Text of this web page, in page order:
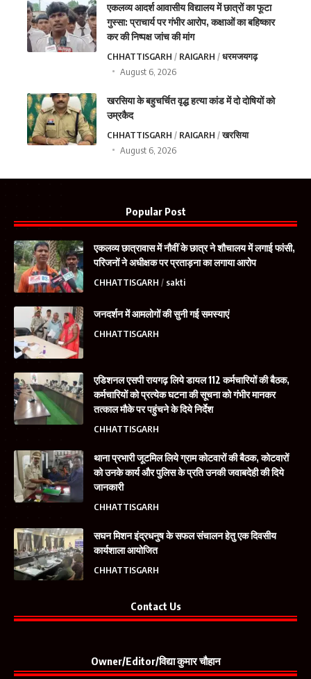
एकलव्य आदर्श आवासीय विद्यालय में छात्रों का फूटा
गुस्सा: प्राचार्य पर गंभीर आरोप, कक्षाओं का बहिष्कार
कर की निष्पक्ष जांच की मांग
CHHATTISGARH RAIGARH
धरमजयगढ़
August 6, 2026
खरसिया के बहुचर्चित वृद्ध हत्या कांड में दो दोषियों को
उम्रकैद
CHHATTISGARH RAIGARH
खरसिया
August 6, 2026
Popular Post
एकलव्य छात्रावास में नौवीं के छात्र ने शौचालय में लगाई फांसी,
परिजनों ने अधीक्षक पर प्रताड़ना का लगाया आरोप
CHHATTISGARH sakti
जनदर्शन में आमलोगों की सुनी गई समस्याएं
CHHATTISGARH
एडिशनल एसपी रायगढ़ लिये डायल 112 कर्मचारियों की बैठक,
कर्मचारियों को प्रत्येक घटना की सूचना को गंभीर मानकर
तत्काल मौके पर पहुंचने के दिये निर्देश
CHHATTISGARH
थाना प्रभारी जूटमिल लिये ग्राम कोटवारों की बैठक, कोटवारों
को उनके कार्य और पुलिस के प्रति उनकी जवाबदेही की दिये
जानकारी
CHHATTISGARH
सघन मिशन इंद्रधनुष के सफल संचालन हेतु एक दिवसीय
कार्यशाला आयोजित
CHHATTISGARH
Contact Us
Owner/Editor/विद्या कुमार चौहान